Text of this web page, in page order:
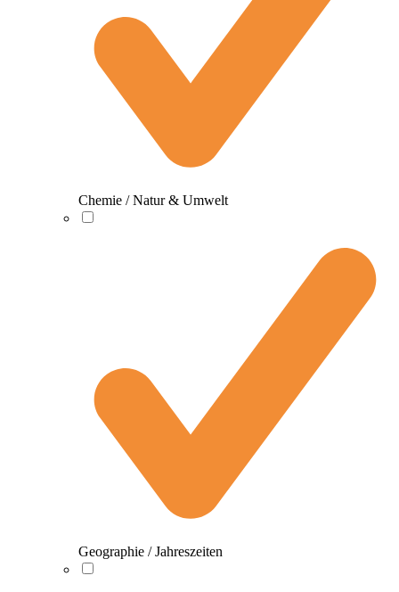
Chemie / Natur & Umwelt
Geographie / Jahreszeiten